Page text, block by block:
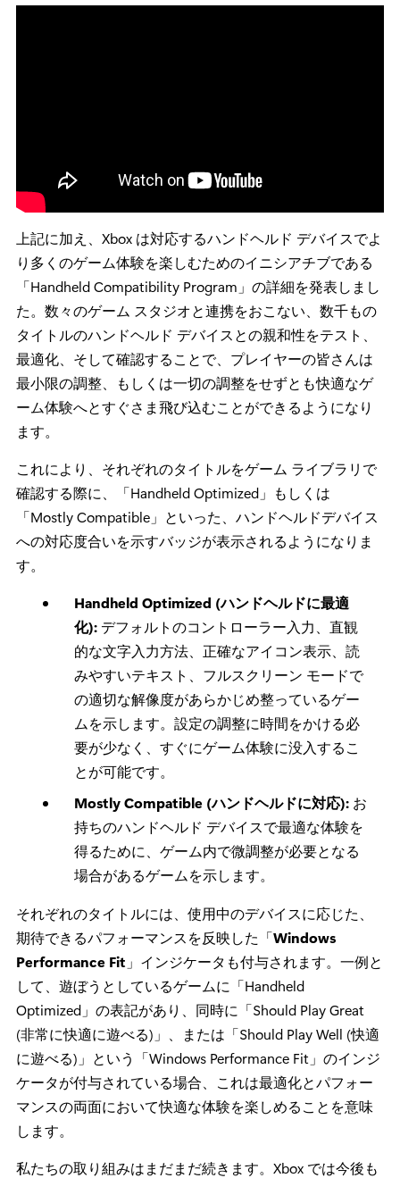
上記に加え、Xbox は対応するハンドヘルド デバイスでよ
り多くのゲーム体験を楽しむためのイニシアチブである
「Handheld Compatibility Program」の詳細を発表しまし
た。数々のゲーム スタジオと連携をおこない、数千もの
タイトルのハンドヘルド デバイスとの親和性をテスト、
最適化、そして確認することで、プレイヤーの皆さんは
最小限の調整、もしくは一切の調整をせずとも快適なゲ
ーム体験へとすぐさま飛び込むことができるようになり
ます。
これにより、それぞれのタイトルをゲーム ライブラリで
確認する際に、「Handheld Optimized」もしくは
「Mostly Compatible」といった、ハンドヘルドデバイス
への対応度合いを示すバッジが表示されるようになりま
す。
Handheld Optimized (ハンドヘルドに最適
化):デフォルトのコントローラー入力、直観
的な文字入力方法、正確なアイコン表示、読
みやすいテキスト、フルスクリーン モードで
の適切な解像度があらかじめ整っているゲー
ムを示します。設定の調整に時間をかける必
要が少なく、すぐにゲーム体験に没入するこ
とが可能です。
Mostly Compatible (ハンドヘルドに対応):お
持ちのハンドヘルド デバイスで最適な体験を
得るために、ゲーム内で微調整が必要となる
場合があるゲームを示します。
それぞれのタイトルには、使用中のデバイスに応じた、
期待できるパフォーマンスを反映した「Windows
Performance Fit 」インジケータも付与されます。一例と
して、遊ぼうとしているゲームに「Handheld
Optimized」の表記があり、同時に「Should Play Great
(非常に快適に遊べる)」、または「Should Play Well (快適
に遊べる)」という「Windows Performance Fit」のインジ
ケータが付与されている場合、これは最適化とパフォー
マンスの両面において快適な体験を楽しめることを意味
します。
私たちの取り組みはまだまだ続きます。Xbox では今後も